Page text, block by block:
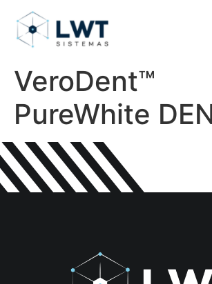
VeroDent™
PureWhite